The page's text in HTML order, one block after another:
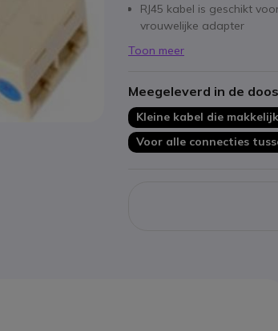
RJ45 kabel is geschikt
vrouwelijke adapter
Toon meer
Meegeleverd in de doos
Kleine kabel die
Voor alle connecties